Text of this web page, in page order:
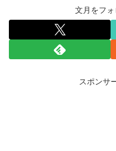
文月をフォ
スポンサ